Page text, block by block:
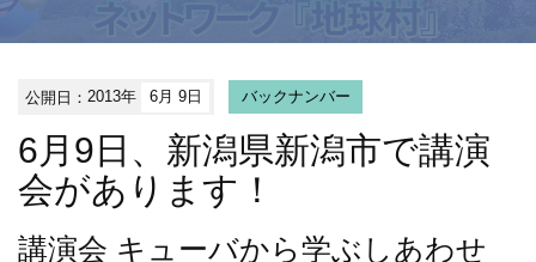
公開日：2013年 6月 9日 バックナンバー
6月9日、新潟県新潟市で講演
会があります！
講演会 キューバから学ぶしあわせ